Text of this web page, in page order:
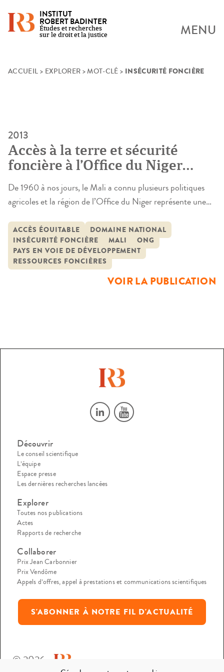
Skip
INSTITUT
ROBERT BADINTER
Études et recherches
sur le droit et la justice
MENU
ACCUEIL > EXPLORER >MOT-CLÉ > INSÉCURITÉ FONCIÈRE
2013
Accès à la terre et sécurité
foncière à l’Office du Niger
(ON)
De 1960 à nos jours, le Mali a connu plusieurs politiques
agricoles et la région de l’Office du Niger représente une
constitue la région la plus inondée et la plus prometteuse
en matière de développement du pays. Après
l’indépendance, les principes de gestion domaniale du […]
ACCÈS ÉQUITABLE
DOMAINE NATIONAL
INSÉCURITÉ FONCIÈRE
MALI
ONG
PAYS EN VOIE DE DÉVELOPPEMENT
RESSOURCES FONCIÈRES
VOIR LA PUBLICATION
Découvrir
Le conseil scientifique
L’équipe
Espace presse
Les dernières recherches lancées
Explorer
Toutes nos publications
Actes
Rapports de recherche
Collaborer
Prix Jean Carbonnier
Prix Vendôme
Appels d’offres, appel à prestations et communications scientifiques
S'ABONNER À NOTRE FIL D'ACTUALITÉ
© 2026